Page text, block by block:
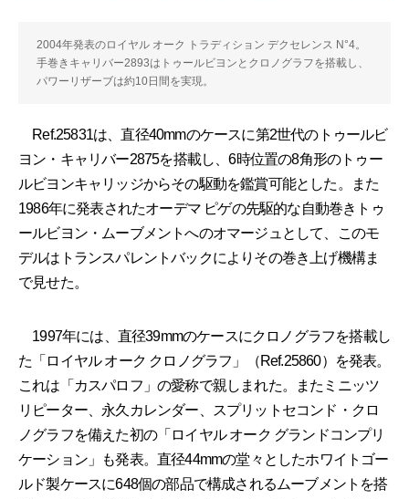
2004年発表のロイヤル オーク トラディション デクセレンス N°4。
手巻きキャリバー2893はトゥールビヨンとクロノグラフを搭載し、
パワーリザーブは約10日間を実現。
Ref.25831は、直径40mmのケースに第2世代のトゥールビ
ヨン・キャリバー2875を搭載し、6時位置の8角形のトゥー
ルビヨンキャリッジからその駆動を鑑賞可能とした。また
1986年に発表されたオーデマ ピゲの先駆的な自動巻きトゥ
ールビヨン・ムーブメントへのオマージュとして、このモ
デルはトランスパレントバックによりその巻き上げ機構ま
で見せた。
1997年には、直径39mmのケースにクロノグラフを搭載し
た「ロイヤル オーク クロノグラフ」（Ref.25860）を発表。
これは「カスパロフ」の愛称で親しまれた。またミニッツ
リピーター、永久カレンダー、スプリットセコンド・クロ
ノグラフを備えた初の「ロイヤル オーク グランドコンプリ
ケーション」も発表。直径44mmの堂々としたホワイトゴー
ルド製ケースに648個の部品で構成されるムーブメントを搭